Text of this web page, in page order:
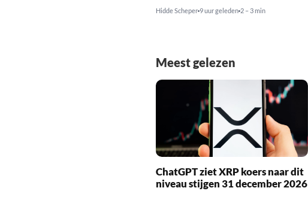
Hidde Scheper 9 uur geleden 2 – 3 min
Meest gelezen
ChatGPT ziet XRP koers naar dit
niveau stijgen 31 december 2026